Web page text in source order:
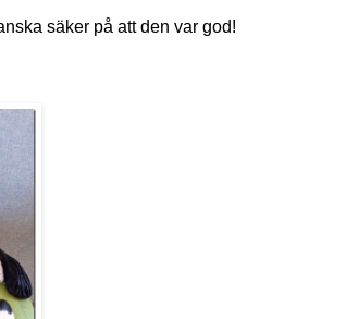
säker på att den var god!